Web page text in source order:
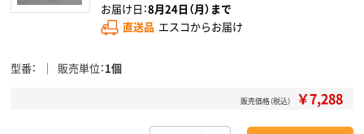
お届け日：8月24日（月）まで
直送品 エスコからお届け
型番 販売単位 1個
販売価格（税込） ￥7,288